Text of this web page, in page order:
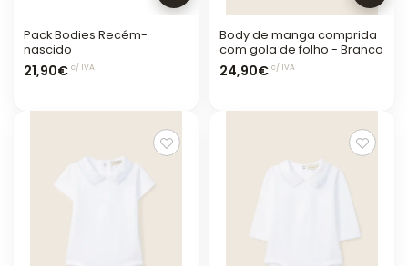
Pack Bodies Recém-
nascido
21,90€ c/ IVA
Body de manga comprida
com gola de folho - Branco
24,90€ c/ IVA